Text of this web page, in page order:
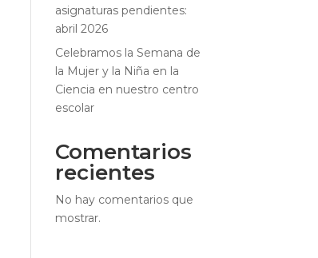
asignaturas pendientes:
abril 2026
Celebramos la Semana de
la Mujer y la Niña en la
Ciencia en nuestro centro
escolar
Comentarios
recientes
No hay comentarios que
mostrar.